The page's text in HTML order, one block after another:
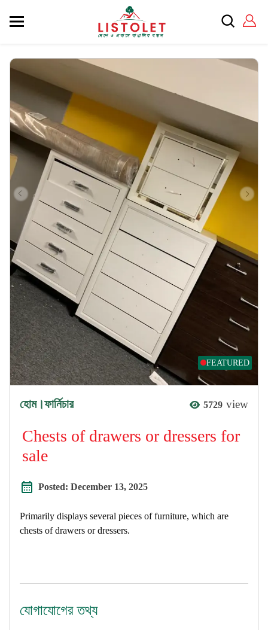
FEATURED
হোম।ফার্নিচার 5729 view
Chests of drawers or dressers for
sale
Posted: December 13, 2025
Primarily displays several pieces of furniture, which are
chests of drawers or dressers.
যোগাযোগের তথ্য